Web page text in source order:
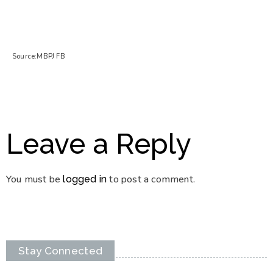
Source:MBPJ FB
Leave a Reply
You must belogged in to post a comment.
Stay Connected